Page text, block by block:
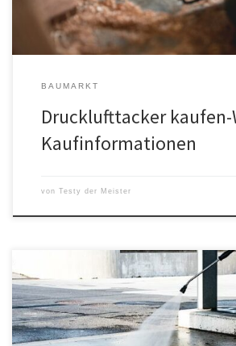
BAUMARKT
Drucklufttacker
Kaufinformationen
von Testy der Meister
Ein Hochdruckreiniger ist ein unverzichtbares
Reinigung von Fahrzeugen, Gebäuden und
zugänglichen Stellen. Hochdruckreiniger –